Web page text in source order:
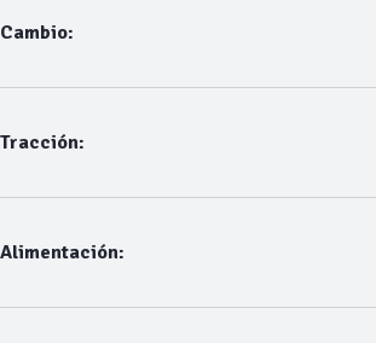
Cambio:
Tracción:
Alimentación: